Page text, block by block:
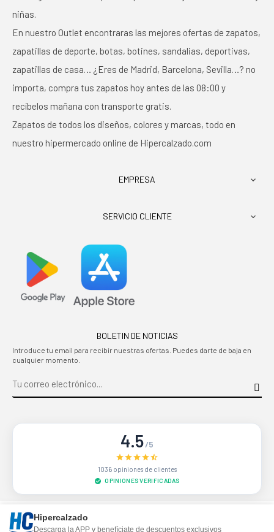
niñas.
En nuestro Outlet encontraras las mejores ofertas de zapatos,
zapatillas de deporte, botas, botines, sandalias, deportivas,
zapatillas de casa… ¿Eres de Madrid, Barcelona, Sevilla…? no
importa, compra tus zapatos hoy antes de las 08:00 y
recíbelos mañana con transporte gratis.
Zapatos de todos los diseños, colores y marcas, todo en
nuestro hipermercado online de Hipercalzado.com
EMPRESA 
SERVICIO CLIENTE 
BOLETIN DE NOTICIAS
Introduce tu email para recibir nuestras ofertas. Puedes darte de baja en
cualquier momento.
4.5/5
1036 opiniones de clientes
OPINIONES VERIFICADAS
Sitio protegido por reCAPTCHA.
Hipercalzado
Descarga la APP y benefíciate de descuentos exclusivos